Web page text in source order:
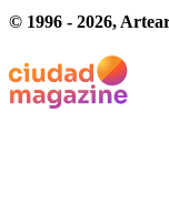
© 1996 - 2026,